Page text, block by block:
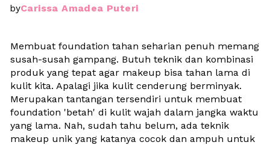
byCarissa Amadea Puteri
Membuat foundation tahan seharian penuh memang
susah-susah gampang. Butuh teknik dan kombinasi
produk yang tepat agar makeup bisa tahan lama di
kulit kita. Apalagi jika kulit cenderung berminyak.
Merupakan tantangan tersendiri untuk membuat
foundation 'betah' di kulit wajah dalam jangka waktu
yang lama. Nah, sudah tahu belum, ada teknik
makeup unik yang katanya cocok dan ampuh untuk